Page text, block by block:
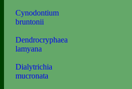
Cynodontium
bruntonii
Dendrocryphaea
lamyana
Dialytrichia
mucronata